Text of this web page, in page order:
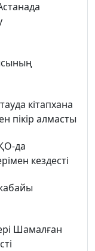
кітапхана
пікір алмасты
да
кездесті
Шамалған